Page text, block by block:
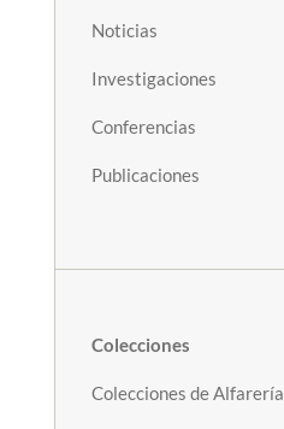
Noticias
Investigaciones
Conferencias
Publicaciones
Colecciones
Colecciones de Alfarería